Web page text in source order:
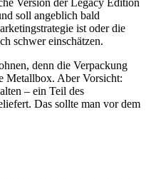
Version der Legacy Edition
soll angeblich bald
ist oder die
schwer einschätzen.
denn die Verpackung
Metallbox. Aber Vorsicht:
– ein Teil des
Das sollte man vor dem